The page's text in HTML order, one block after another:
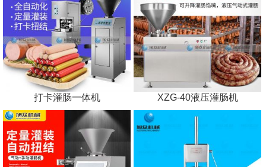
打卡灌肠一体机 XZG-40液压灌肠机